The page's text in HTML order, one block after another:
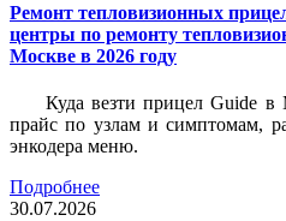
Ремонт тепловизионных
центры по ремонту
Москве в 2026 году
Куда везти прицел Guide в
прайс по узлам и симптомам,
энкодера меню.
Подробнее
30.07.2026